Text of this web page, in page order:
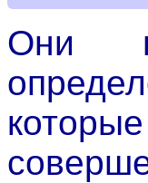
Они